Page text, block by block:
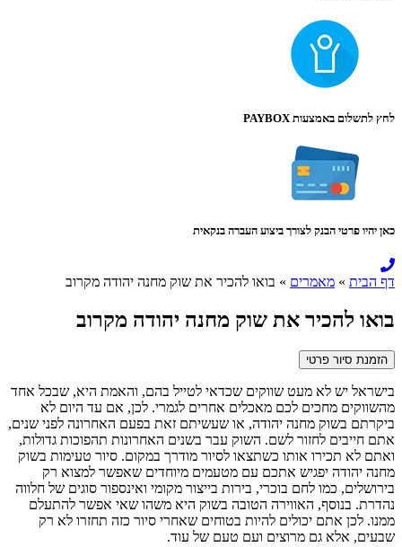
לחץ לתשלום באמצעות PAYBOX
כאן יהיו פרטי הבנק לצורך ביצוע העברה בנקאית
דף הבית » מאמרים » בואו להכיר את שוק מחנה יהודה מקרוב
בואו להכיר את שוק מחנה יהודה מקרוב
הזמנת סיור פרטי
בישראל יש לא מעט שווקים שכדאי לטייל בהם, והאמת היא, שבכל אחד
מהשווקים מחכים לכם מאכלים אחרים לגמרי. לכן, אם עד היום לא
ביקרתם בשוק מחנה יהודה, או שעשיתם זאת בפעם האחרונה לפני שנים,
אתם חייבים לחזור לשם. השוק עבר בשנים האחרונות תהפוכות גדולות,
ואתם לא תכירו אותו כשתצאו לסיור מודרך במקום. סיור טעימות בשוק
מחנה יהודה יפגיש אתכם עם מטעמים מיוחדים שאפשר למצוא רק
בירושלים, כמו לחם בוכרי, בירות בייצור מקומי ואינספור סוגים של חלווה
נהדרת. בנוסף, האווירה הטובה בשוק היא משהו שאי אפשר להתעלם
ממנו. לכן אתם יכולים להיות בטוחים שאחרי סיור כזה תחזרו לא רק
שבעים, אלא גם מרוצים ועם טעם של עוד.